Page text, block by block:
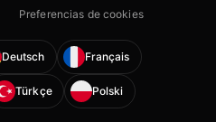
Preferencias de cookies
Deutsch Français
Türkçe Polski